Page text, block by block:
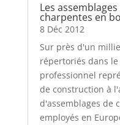
Les
charpentes en
8 Déc 2012
Sur près d'un
répertoriés dans
professionnel
de construction à
d'assemblages de
employés en